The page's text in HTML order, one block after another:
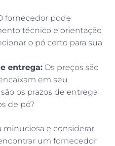
fornecedor pode
técnico e orientação
o pó certo para sua
entrega: Os preços são
em seu
os prazos de entrega
de pó?
minuciosa e considerar
um fornecedor